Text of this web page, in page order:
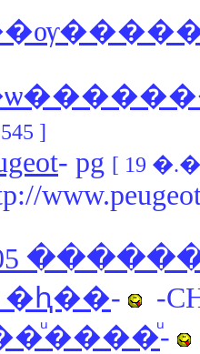
]
- pg [ 19
�ԧ��-
-
-